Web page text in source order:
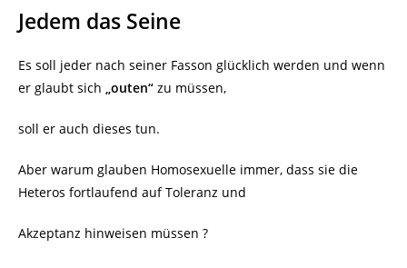
Jedem das Seine
Es soll jeder nach seiner Fasson glücklich werden und wenn
er glaubt sich „outen“ zu müssen,
soll er auch dieses tun.
Aber warum glauben Homosexuelle immer, dass sie die
Heteros fortlaufend auf Toleranz und
Akzeptanz hinweisen müssen ?